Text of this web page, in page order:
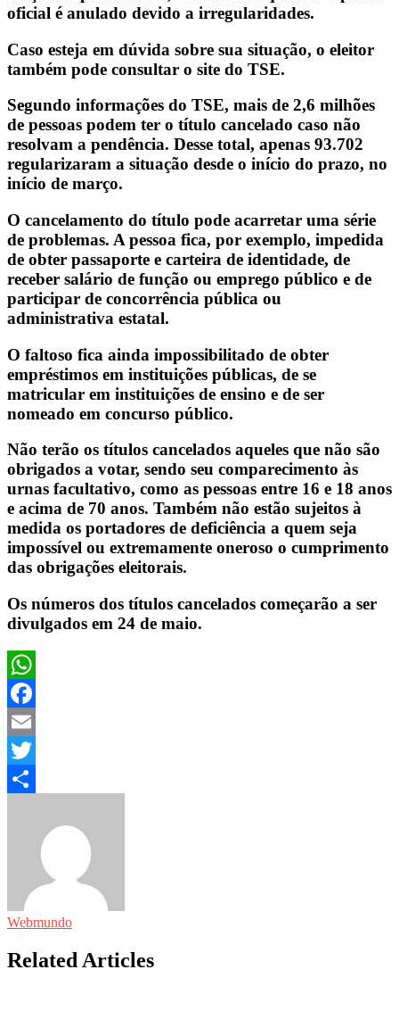
oficial é anulado devido a irregularidades.
Caso esteja em dúvida sobre sua situação, o eleitor
também pode consultar o site do TSE.
Segundo informações do TSE, mais de 2,6 milhões
de pessoas podem ter o título cancelado caso não
resolvam a pendência. Desse total, apenas 93.702
regularizaram a situação desde o início do prazo, no
início de março.
O cancelamento do título pode acarretar uma série
de problemas. A pessoa fica, por exemplo, impedida
de obter passaporte e carteira de identidade, de
receber salário de função ou emprego público e de
participar de concorrência pública ou
administrativa estatal.
O faltoso fica ainda impossibilitado de obter
empréstimos em instituições públicas, de se
matricular em instituições de ensino e de ser
nomeado em concurso público.
Não terão os títulos cancelados aqueles que não são
obrigados a votar, sendo seu comparecimento às
urnas facultativo, como as pessoas entre 16 e 18 anos
e acima de 70 anos. Também não estão sujeitos à
medida os portadores de deficiência a quem seja
impossível ou extremamente oneroso o cumprimento
das obrigações eleitorais.
Os números dos títulos cancelados começarão a ser
divulgados em 24 de maio.
WhatsApp
Facebook
Email
Twitter
Webmundo
Related Articles